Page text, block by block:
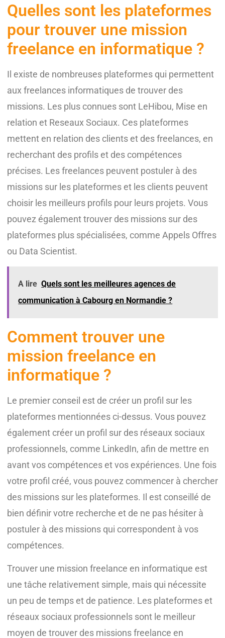
Quelles sont les plateformes
pour trouver une mission
freelance en informatique ?
Il existe de nombreuses plateformes qui permettent
aux freelances informatiques de trouver des
missions. Les plus connues sont LeHibou, Mise en
relation et Reseaux Sociaux. Ces plateformes
mettent en relation des clients et des freelances, en
recherchant des profils et des compétences
précises. Les freelances peuvent postuler à des
missions sur les plateformes et les clients peuvent
choisir les meilleurs profils pour leurs projets. Vous
pouvez également trouver des missions sur des
plateformes plus spécialisées, comme Appels Offres
ou Data Scientist.
A lire Quels sont les meilleures agences de
communication à Cabourg en Normandie ?
Comment trouver une
mission freelance en
informatique ?
Le premier conseil est de créer un profil sur les
plateformes mentionnées ci-dessus. Vous pouvez
également créer un profil sur des réseaux sociaux
professionnels, comme LinkedIn, afin de mettre en
avant vos compétences et vos expériences. Une fois
votre profil créé, vous pouvez commencer à chercher
des missions sur les plateformes. Il est conseillé de
bien définir votre recherche et de ne pas hésiter à
postuler à des missions qui correspondent à vos
compétences.
Trouver une mission freelance en informatique est
une tâche relativement simple, mais qui nécessite
un peu de temps et de patience. Les plateformes et
réseaux sociaux professionnels sont le meilleur
moyen de trouver des missions freelance en